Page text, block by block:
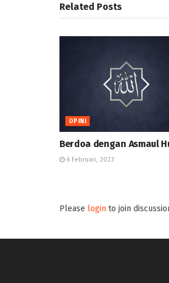
Related Posts
OPINI
Berdoa dengan Asmaul
6 Februari, 2023
Please login to join